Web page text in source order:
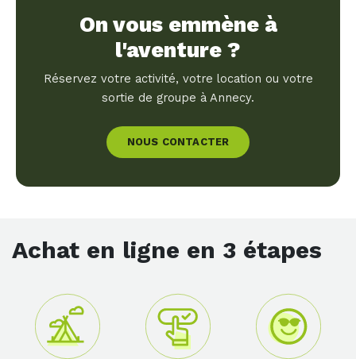
On vous emmène à
l'aventure ?
Réservez votre activité, votre location ou votre
sortie de groupe à Annecy.
NOUS CONTACTER
Achat en ligne en 3 étapes